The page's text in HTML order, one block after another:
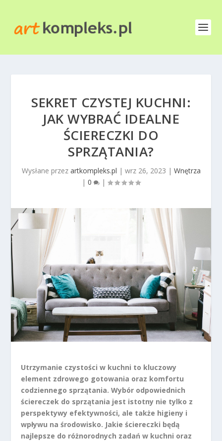
SEKRET CZYSTEJ KUCHNI:
JAK WYBRAĆ IDEALNE
ŚCIERECZKI DO
SPRZĄTANIA?
Wysłane przez artkompleks.pl | wrz 26, 2023 | Wnętrza
| 0 |
Utrzymanie czystości w kuchni to kluczowy
element zdrowego gotowania oraz komfortu
codziennego sprzątania. Wybór odpowiednich
ściereczek do sprzątania jest istotny nie tylko z
perspektywy efektywności, ale także higieny i
wpływu na środowisko. Jakie ściereczki będą
najlepsze do różnorodnych zadań w kuchni oraz